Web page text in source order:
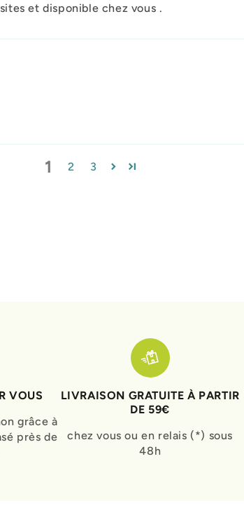
et disponible chez vous .
1 2 3
VOUS
grâce à
près de
LIVRAISON GRATUITE À PARTIR
DE 59€
chez vous ou en relais (*) sous
48h